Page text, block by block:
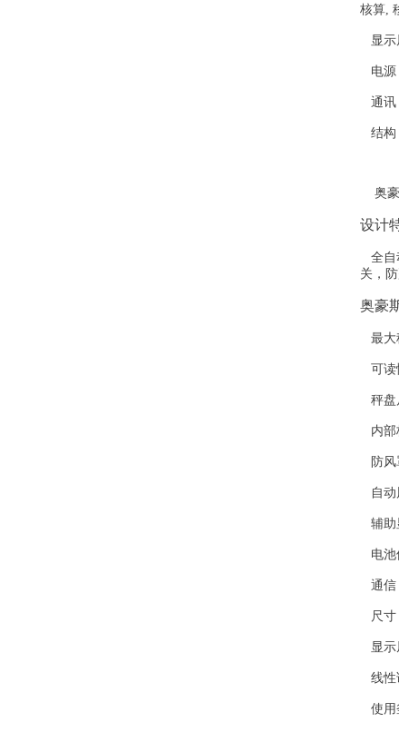
核算,
显示
电源
通讯
结构
奥豪
设计
全自
关，
奥豪
最大
可读
秤盘
内部
防风
自动
辅助
电池
通信
尺寸
显示
线性
使用